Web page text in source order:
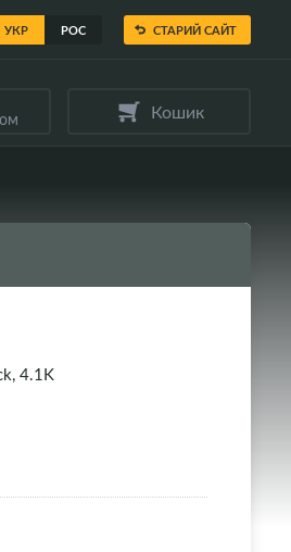
УКР РОС СТАРИЙ САЙТ
Кошик
4.1K